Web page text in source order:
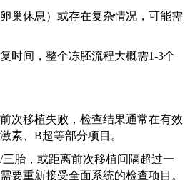
巢休息）或存在复杂情况，可能需
时间，整个冻胚流程大概需1-3个
次移植失败，检查结果通常在有效
素、 B超等部分项目。
/三胎，或距离前次移植间隔超过一
要重新接受全面系统的检查项目。